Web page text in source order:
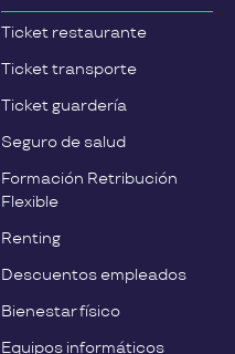
Ticket restaurante
Ticket transporte
Ticket guardería
Seguro de salud
Formación Retribución
Flexible
Renting
Descuentos empleados
Bienestar físico
Equipos informáticos